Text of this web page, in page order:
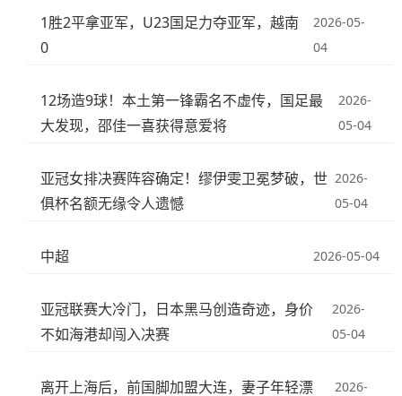
1胜2平拿亚军，U23国足力夺亚军，越南
0
2026-05-
04
12场造9球！本土第一锋霸名不虚传，国足最
大发现，邵佳一喜获得意爱将
2026-
05-04
亚冠女排决赛阵容确定！缪伊雯卫冕梦破，世
俱杯名额无缘令人遗憾
2026-
05-04
中超 2026-05-04
亚冠联赛大冷门，日本黑马创造奇迹，身价
不如海港却闯入决赛
2026-
05-04
离开上海后，前国脚加盟大连，妻子年轻漂
2026-